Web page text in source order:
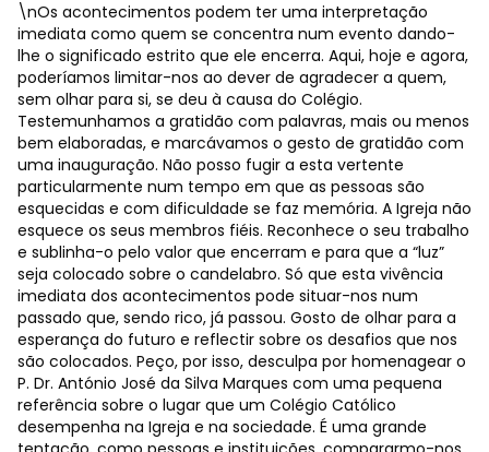
\nOs acontecimentos podem ter uma interpretação
imediata como quem se concentra num evento dando-
lhe o significado estrito que ele encerra. Aqui, hoje e agora,
poderíamos limitar-nos ao dever de agradecer a quem,
sem olhar para si, se deu à causa do Colégio.
Testemunhamos a gratidão com palavras, mais ou menos
bem elaboradas, e marcávamos o gesto de gratidão com
uma inauguração. Não posso fugir a esta vertente
particularmente num tempo em que as pessoas são
esquecidas e com dificuldade se faz memória. A Igreja não
esquece os seus membros fiéis. Reconhece o seu trabalho
e sublinha-o pelo valor que encerram e para que a “luz”
seja colocado sobre o candelabro. Só que esta vivência
imediata dos acontecimentos pode situar-nos num
passado que, sendo rico, já passou. Gosto de olhar para a
esperança do futuro e reflectir sobre os desafios que nos
são colocados. Peço, por isso, desculpa por homenagear o
P. Dr. António José da Silva Marques com uma pequena
referência sobre o lugar que um Colégio Católico
desempenha na Igreja e na sociedade. É uma grande